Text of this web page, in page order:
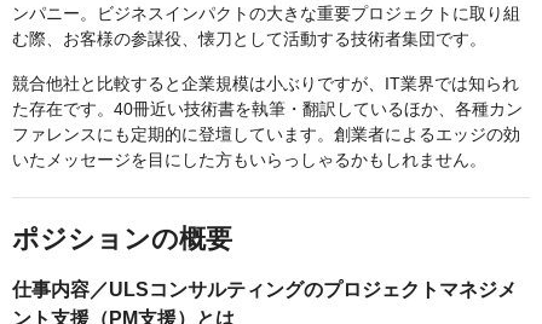
ンパニー。ビジネスインパクトの大きな重要プロジェクトに取り組
む際、お客様の参謀役、懐刀として活動する技術者集団です。
競合他社と比較すると企業規模は小ぶりですが、IT業界では知られ
た存在です。40冊近い技術書を執筆・翻訳しているほか、各種カン
ファレンスにも定期的に登壇しています。創業者によるエッジの効
いたメッセージを目にした方もいらっしゃるかもしれません。
ポジションの概要
仕事内容／ULSコンサルティングのプロジェクトマネジメ
ント支援（PM支援）とは